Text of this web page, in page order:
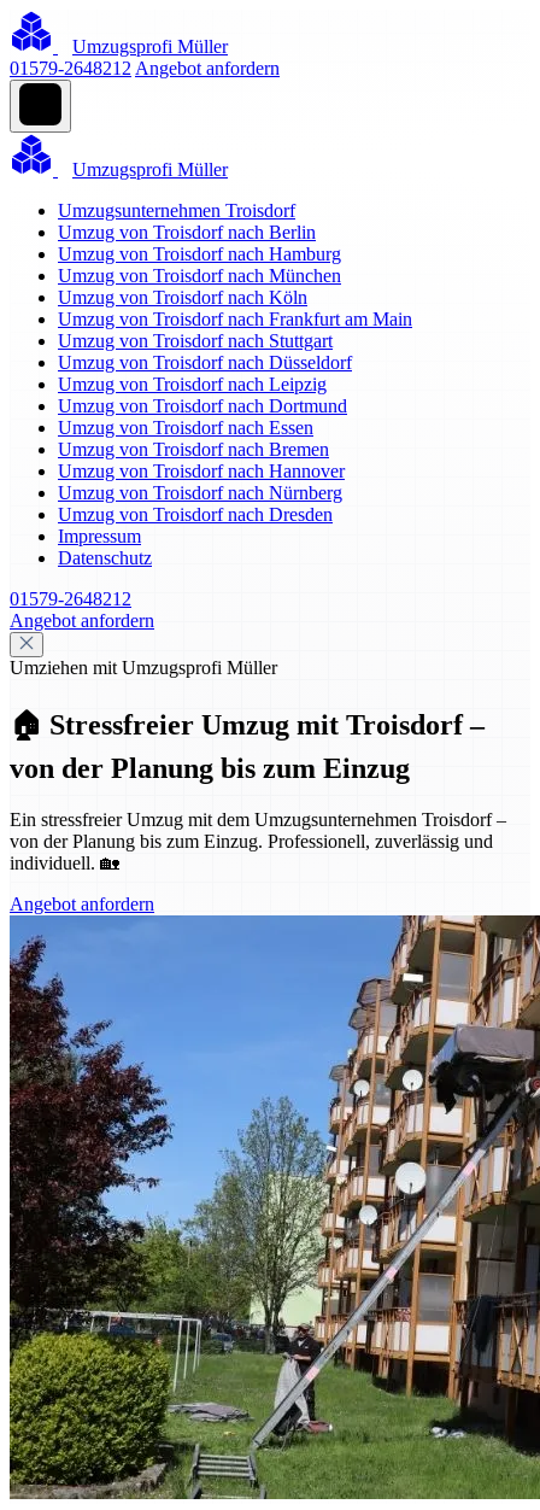
Umzugsprofi Müller
01579-2648212 Angebot anfordern
Umzugsprofi Müller
Umzugsunternehmen Troisdorf
Umzug von Troisdorf nach Berlin
Umzug von Troisdorf nach Hamburg
Umzug von Troisdorf nach München
Umzug von Troisdorf nach Köln
Umzug von Troisdorf nach Frankfurt am Main
Umzug von Troisdorf nach Stuttgart
Umzug von Troisdorf nach Düsseldorf
Umzug von Troisdorf nach Leipzig
Umzug von Troisdorf nach Dortmund
Umzug von Troisdorf nach Essen
Umzug von Troisdorf nach Bremen
Umzug von Troisdorf nach Hannover
Umzug von Troisdorf nach Nürnberg
Umzug von Troisdorf nach Dresden
Impressum
Datenschutz
01579-2648212
Angebot anfordern
Umziehen mit Umzugsprofi Müller
🏠 Stressfreier Umzug mit Troisdorf –
von der Planung bis zum Einzug
Ein stressfreier Umzug mit dem Umzugsunternehmen Troisdorf –
von der Planung bis zum Einzug. Professionell, zuverlässig und
individuell. 🏡
Angebot anfordern